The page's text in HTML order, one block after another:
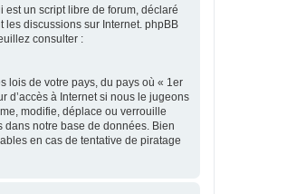
un script libre de forum, déclaré
les discussions sur Internet. phpBB
consulter :
lois de votre pays, du pays où « 1er
d’accès à Internet si nous le jugeons
modifie, déplace ou verrouille
dans notre base de données. Bien
en cas de tentative de piratage